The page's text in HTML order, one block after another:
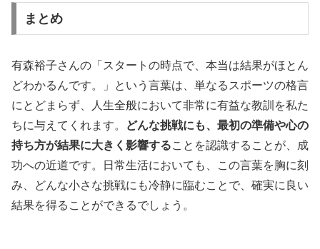
まとめ
有森裕子さんの「スタートの時点で、本当は結果がほとん
どわかるんです。」という言葉は、単なるスポーツの格言
にとどまらず、人生全般において非常に有益な教訓を私た
ちに与えてくれます。
どんな挑戦にも、最初の準備や心の
持ち方が結果に大きく影響することを認識することが、成
功への近道です。日常生活においても、この言葉を胸に刻
み、どんな小さな挑戦にも冷静に臨むことで、確実に良い
結果を得ることができるでしょう。